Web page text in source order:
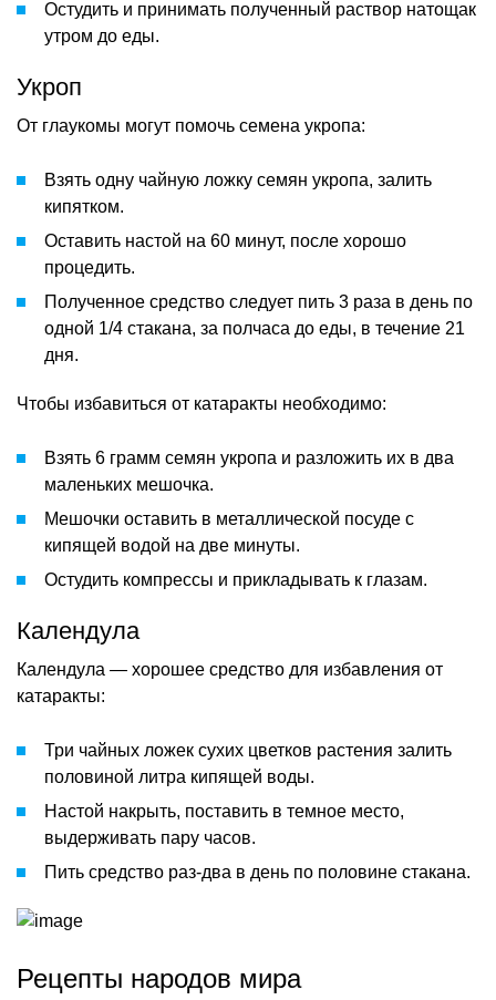
Остудить и принимать полученный раствор натощак
утром до еды.
Укроп
От глаукомы могут помочь семена укропа:
Взять одну чайную ложку семян укропа, залить
кипятком.
Оставить настой на 60 минут, после хорошо
процедить.
Полученное средство следует пить 3 раза в день по
одной 1/4 стакана, за полчаса до еды, в течение 21
дня.
Чтобы избавиться от катаракты необходимо:
Взять 6 грамм семян укропа и разложить их в два
маленьких мешочка.
Мешочки оставить в металлической посуде с
кипящей водой на две минуты.
Остудить компрессы и прикладывать к глазам.
Календула
Календула — хорошее средство для избавления от
катаракты:
Три чайных ложек сухих цветков растения залить
половиной литра кипящей воды.
Настой накрыть, поставить в темное место,
выдерживать пару часов.
Пить средство раз-два в день по половине стакана.
Рецепты народов мира